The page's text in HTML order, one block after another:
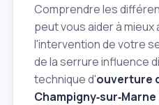
Comprendre les
peut vous aider à
l'intervention de votre
de la serrure influence
technique d'ouverture